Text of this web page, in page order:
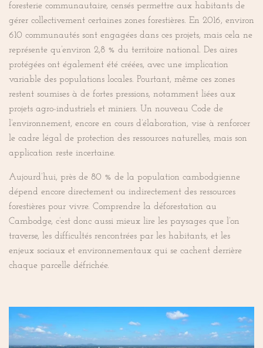
foresterie communautaire, censés permettre aux habitants de
gérer collectivement certaines zones forestières. En 2016, environ
610 communautés sont engagées dans ces projets, mais cela ne
représente qu’environ 2,8 % du territoire national. Des aires
protégées ont également été créées, avec une implication
variable des populations locales. Pourtant, même ces zones
restent soumises à de fortes pressions, notamment liées aux
projets agro-industriels et miniers. Un nouveau Code de
l’environnement, encore en cours d’élaboration, vise à renforcer
le cadre légal de protection des ressources naturelles, mais son
application reste incertaine.
Aujourd’hui, près de 80 % de la population cambodgienne
dépend encore directement ou indirectement des ressources
forestières pour vivre. Comprendre la déforestation au
Cambodge, c’est donc aussi mieux lire les paysages que l’on
traverse, les difficultés rencontrées par les habitants, et les
enjeux sociaux et environnementaux qui se cachent derrière
chaque parcelle défrichée.